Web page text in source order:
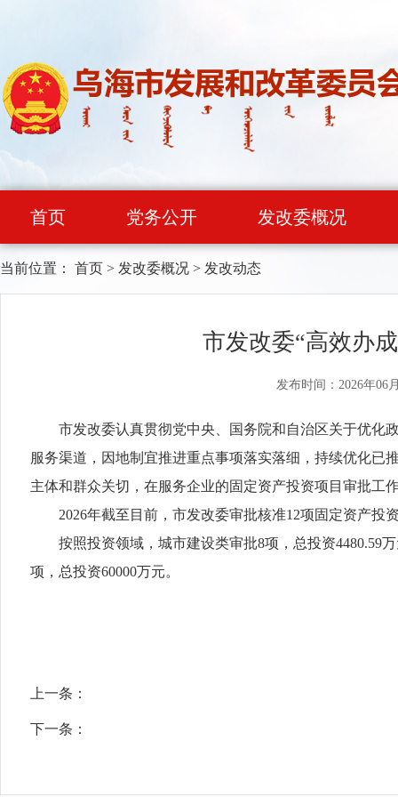
首页 党务公开 发改委概况
当前位置： 首页 > 发改委概况 > 发改动态
市发改委“高效办
发布时间：2026年06
市发改委认真贯彻党中央、国务院和自治区关于优化政
服务渠道，因地制宜推进重点事项落实落细，持续优化已
主体和群众关切，在服务企业的固定资产投资项目审批工
2026年截至目前，市发改委审批核准12项固定资产投资
按照投资领域，城市建设类审批8项，总投资4480.59万
项，总投资60000万元。
上一条：
下一条：